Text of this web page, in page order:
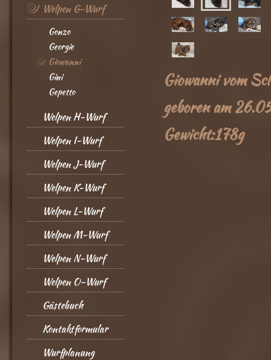
Welpen G-Wurf
Gonzo
Georgie
Giowanni
Gini
Gepetto
Welpen H-Wurf
Welpen I-Wurf
Welpen J-Wurf
Welpen K-Wurf
Welpen L-Wurf
Welpen M-Wurf
Welpen N-Wurf
Welpen O-Wurf
Gästebuch
Kontaktformular
Wurfplanung
Giowanni vom
geboren am
Gewicht:178g